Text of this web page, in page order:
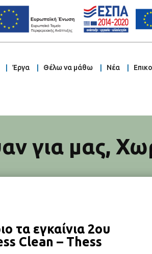
Έργα Θέλω να μάθω Νέα
για μας,
τα εγκαίνια 2ου
Clean – Thess